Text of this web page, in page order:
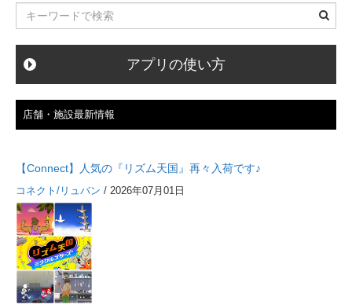
アプリの使い方
店舗・施設最新情報
【Connect】人気の『リズム天国』再々入荷です♪
コネクト/リュバン / 2026年07月01日